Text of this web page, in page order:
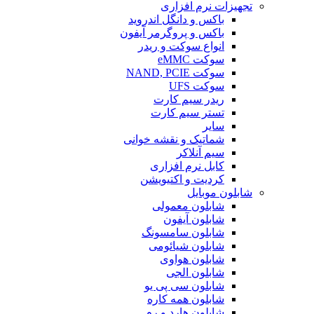
تجهیزات نرم افزاری
باکس و دانگل اندروید
باکس و پروگرمر آیفون
انواع سوکت و ریدر
سوکت eMMC
سوکت NAND, PCIE
سوکت UFS
ریدر سیم کارت
تستر سیم کارت
سایر
شماتیک و نقشه خوانی
سیم آنلاکر
کابل نرم افزاری
کردیت و اکتیویشن
شابلون موبایل
شابلون معمولی
شابلون آیفون
شابلون سامسونگ
شابلون شیائومی
شابلون هواوی
شابلون الجی
شابلون سی پی یو
شابلون همه کاره